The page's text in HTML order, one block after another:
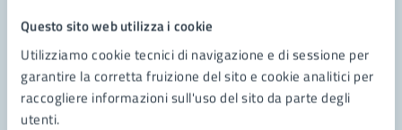
Questo sito web utilizza i cookie
Utilizziamo cookie tecnici di navigazione e di sessione per
garantire la corretta fruizione del sito e cookie analitici per
raccogliere informazioni sull'uso del sito da parte degli
utenti.
Richiedi assistenza
Prenota appuntamento
Problemi in città